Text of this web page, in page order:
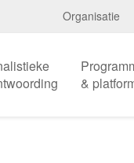
Organisatie
&